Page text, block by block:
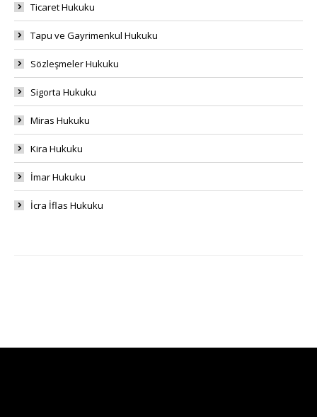
Ticaret Hukuku
Tapu ve Gayrimenkul Hukuku
Sözleşmeler Hukuku
Sigorta Hukuku
Miras Hukuku
Kira Hukuku
İmar Hukuku
İcra İflas Hukuku